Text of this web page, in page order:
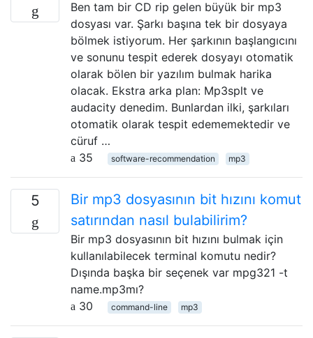
Ben tam bir CD rip gelen büyük bir mp3
dosyası var. Şarkı başına tek bir dosyaya
bölmek istiyorum. Her şarkının başlangıcını
ve sonunu tespit ederek dosyayı otomatik
olarak bölen bir yazılım bulmak harika
olacak. Ekstra arka plan: Mp3splt ve
audacity denedim. Bunlardan ilki, şarkıları
otomatik olarak tespit edememektedir ve
cüruf …
35
software-recommendation mp3
5
Bir mp3 dosyasının bit hızını komut
satırından nasıl bulabilirim?
Bir mp3 dosyasının bit hızını bulmak için
kullanılabilecek terminal komutu nedir?
Dışında başka bir seçenek var mpg321 -t
name.mp3mı?
30
command-line mp3